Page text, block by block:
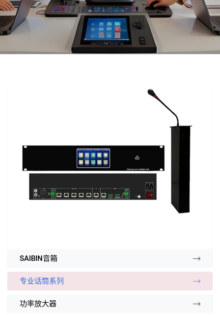
SAIBIN音箱
专业话筒系列
功率放大器